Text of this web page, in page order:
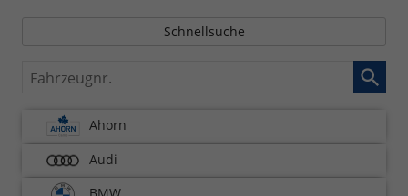
Schnellsuche
Fahrzeugnr.
Ahorn
Audi